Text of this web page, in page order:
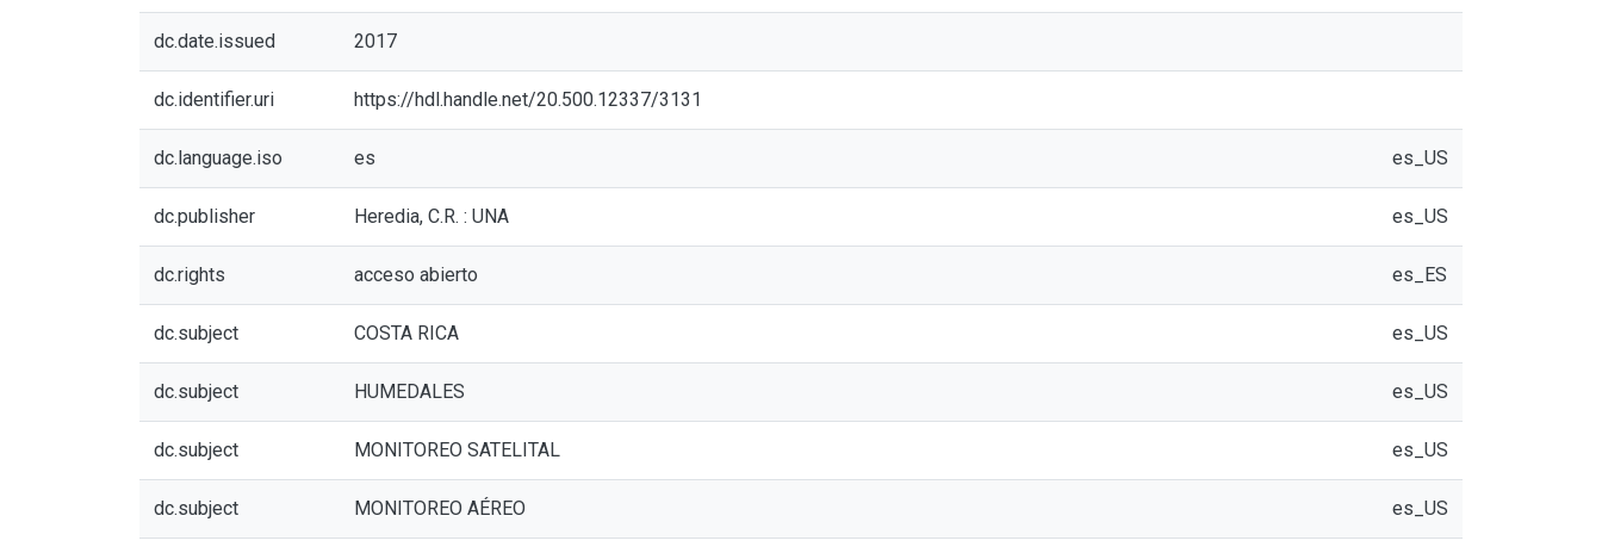
dc.date.issued 2017
dc.identifier.uri https://hdl.handle.net/20.500.12337/3131
dc.language.iso es es_US
dc.publisher Heredia, C.R. : UNA es_US
dc.rights acceso abierto es_ES
dc.subject COSTA RICA es_US
dc.subject HUMEDALES es_US
dc.subject MONITOREO SATELITAL es_US
dc.subject MONITOREO AÉREO es_US